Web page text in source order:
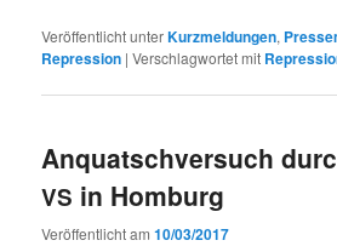
Veröffentlicht unterKurzmeldungen,
Repression |Verschlagwortet mit
Anquatschversuch
VS in Homburg
Veröffentlicht am10/03/2017